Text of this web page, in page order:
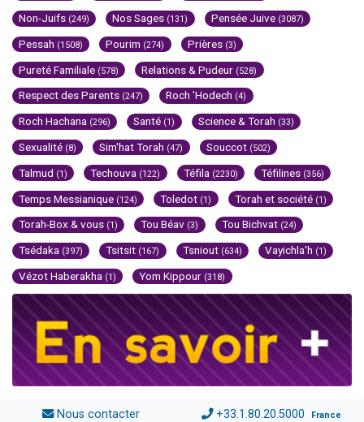
Non-Juifs (249) Nos Sages (131) Pensée Juive (3087)
Pessah (1508) Pourim (274) Prières (3)
Pureté Familiale (578) Relations & Pudeur (528)
Respect des Parents (247) Roch 'Hodech (4)
Roch Hachana (296) Santé (1) Science & Torah (33)
Sexualité (8) Sim'hat Torah (47) Souccot (502)
Talmud (1) Techouva (122) Téfila (2230) Téfilines (356)
Temps Messianique (124) Toledot (1) Torah et société (1)
Torah-Box & vous (1) Tou Béav (3) Tou Bichvat (24)
Tsédaka (397) Tsitsit (167) Tsniout (634) Vayichla'h (1)
Vézot Haberakha (1) Yom Kippour (318)
Nous contacter +33.1.80.20.5000 France